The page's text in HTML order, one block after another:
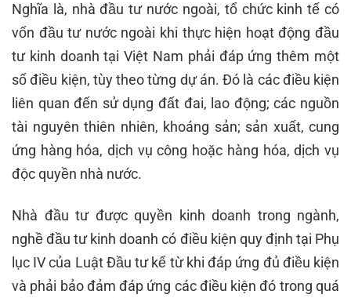
Nghĩa là, nhà đầu tư nước ngoài, tổ chức kinh tế có
vốn đầu tư nước ngoài khi thực hiện hoạt động đầu
tư kinh doanh tại Việt Nam phải đáp ứng thêm một
số điều kiện, tùy theo từng dự án. Đó là các điều kiện
liên quan đến sử dụng đất đai, lao động; các nguồn
tài nguyên thiên nhiên, khoáng sản; sản xuất, cung
ứng hàng hóa, dịch vụ công hoặc hàng hóa, dịch vụ
độc quyền nhà nước.
Nhà đầu tư được quyền kinh doanh trong ngành,
nghề đầu tư kinh doanh có điều kiện quy định tại Phụ
lục IV của Luật Đầu tư kể từ khi đáp ứng đủ điều kiện
và phải bảo đảm đáp ứng các điều kiện đó trong quá